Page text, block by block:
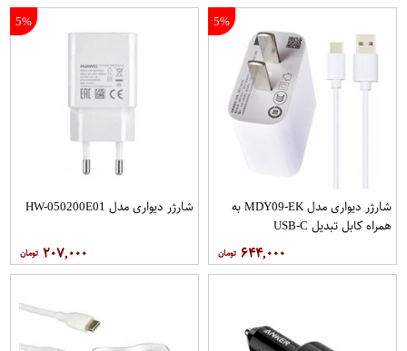
5%
شارژر دیواری مدل MDY09-EK به
همراه کابل تبدیل USB-C
۶۴۴,۰۰۰
5%
شارژر دیواری مدل HW-050200E01
۲۰۷,۰۰۰